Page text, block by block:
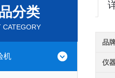
分类
CATEGORY
机
品
仪